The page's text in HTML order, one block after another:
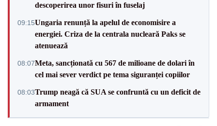
descoperirea unor fisuri în fuselaj
09:15Ungaria renunță la apelul de economisire a
energiei. Criza de la centrala nucleară Paks se
atenuează
08:07Meta, sancționată cu 567 de milioane de dolari în
cel mai sever verdict pe tema siguranței copiilor
08:03Trump neagă că SUA se confruntă cu un deficit de
armament